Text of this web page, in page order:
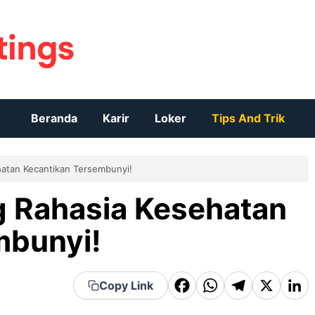
Beranda Karir Loker Tips And Trik
Kecantikan Tersembunyi!
Kesehatan
Copy Link
F
a
W
h
T
el
X
Li
n